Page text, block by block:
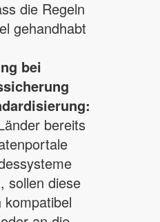
die Regeln
gehandhabt
bei
bereits
sollen diese
kompatibel